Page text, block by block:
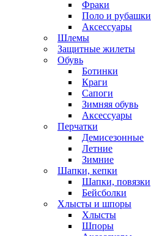
Фраки
Поло и рубашки
Аксессуары
Шлемы
Защитные жилеты
Обувь
Ботинки
Краги
Сапоги
Зимняя обувь
Аксессуары
Перчатки
Демисезонные
Летние
Зимние
Шапки, кепки
Шапки, повязки
Бейсболки
Хлысты и шпоры
Хлысты
Шпоры